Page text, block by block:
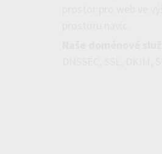
prostor pro web ve
Naše doménové
DNSSEC, SSL, DKIM,